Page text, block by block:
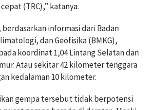
(TRC),” katanya.
informasi dari Badan
dan Geofisika (BMKG),
koordinat 1,04 Lintang Selatan dan
Atau sekitar 42 kilometer tenggara
kedalaman 10 kilometer.
gempa tersebut tidak berpotensi